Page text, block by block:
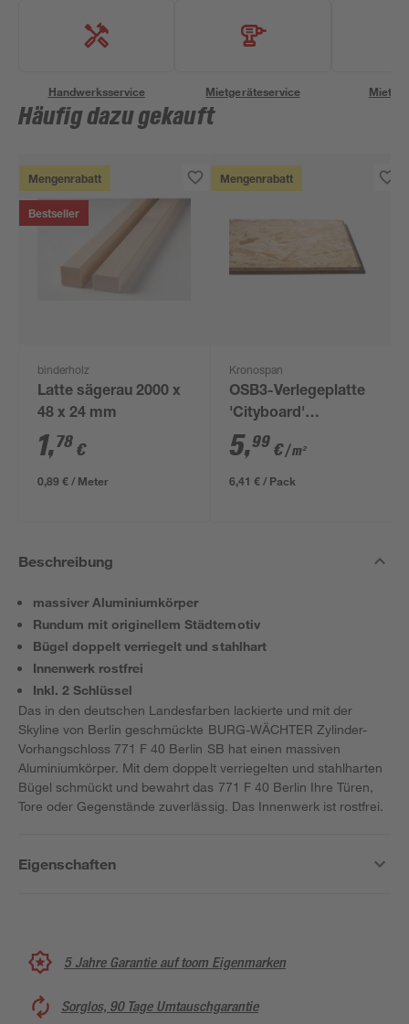
Handwerksservice Mietgeräteservice
Häufig dazu gekauft
Mengenrabatt
Bestseller
binderholz
Latte sägerau 2000 x
48 x 24 mm
1,78 €
0,89 € / Meter
Mengenrabatt
Kronospan
OSB3-Verlegeplatte
'Cityboard'
ungeschliffen 1690 x
634 x 12 mm
5,99 €/ m²
6,41 € / Pack
Beschreibung
massiver Aluminiumkörper
Rundum mit originellem Städtemotiv
Bügel doppelt verriegelt und stahlhart
Innenwerk rostfrei
Inkl. 2 Schlüssel
Das in den deutschen Landesfarben lackierte und mit der
Skyline von Berlin geschmückte BURG-WÄCHTER Zylinder-
Vorhangschloss 771 F 40 Berlin SB hat einen massiven
Aluminiumkörper. Mit dem doppelt verriegelten und stahlharten
Bügel schmückt und bewahrt das 771 F 40 Berlin Ihre Türen,
Tore oder Gegenstände zuverlässig. Das Innenwerk ist rostfrei.
Eigenschaften
5 Jahre Garantie auf toom Eigenmarken
Sorglos, 90 Tage Umtauschgarantie